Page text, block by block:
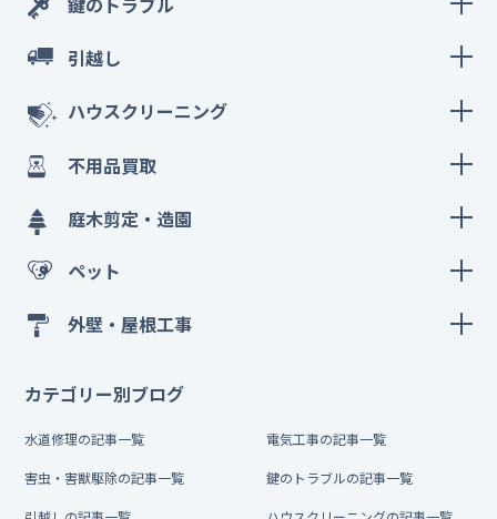
引越し
ハウスクリーニング
不用品買取
庭木剪定・造園
ペット
外壁・屋根工事
カテゴリー別ブログ
水道修理の記事一覧 電気工事の記事一覧
害虫・害獣駆除の記事一覧 鍵のトラブルの記事一覧